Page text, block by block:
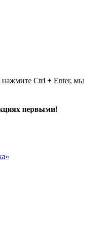
Ctrl + Enter, мы
первыми!